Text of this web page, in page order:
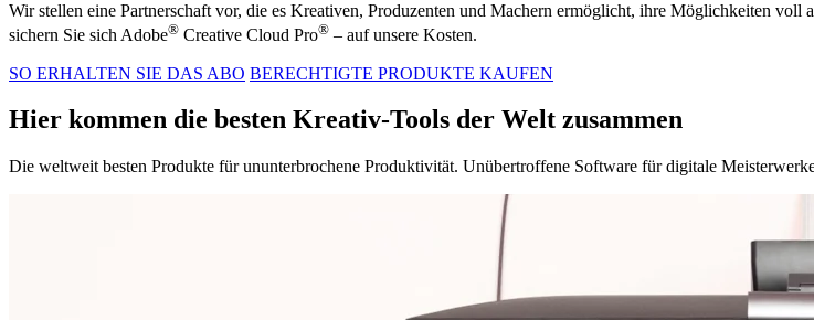
Wir stellen eine Partnerschaft vor, die es Kreativen, Produzenten und Machern ermöglicht, ihre Möglichkeiten
sichern Sie sich Adobe® Creative Cloud Pro® – auf unsere Kosten.
SO ERHALTEN SIE DAS ABO BERECHTIGTE PRODUKTE KAUFEN
Hier kommen die besten Kreativ-Tools der Welt zusammen
Die weltweit besten Produkte für ununterbrochene Produktivität. Unübertroffene Software für digitale